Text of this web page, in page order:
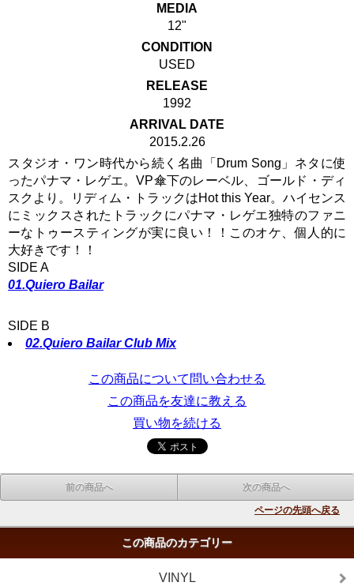
MEDIA
12"
CONDITION
USED
RELEASE
1992
ARRIVAL DATE
2015.2.26
スタジオ・ワン時代から続く名曲「Drum Song」ネタに使
ったパナマ・レゲエ。VP傘下のレーベル、ゴールド・ディ
スクより。リディム・トラックはHot this Year。ハイセンス
にミックスされたトラックにパナマ・レゲエ独特のファニ
ーなトゥースティングが実に良い！！このオケ、個人的に
大好きです！！
SIDE A
01.Quiero Bailar
SIDE B
02.Quiero Bailar Club Mix
この商品について問い合わせる
この商品を友達に教える
買い物を続ける
前の商品へ 次の商品へ
ページの先頭へ戻る
この商品のカテゴリー
VINYL